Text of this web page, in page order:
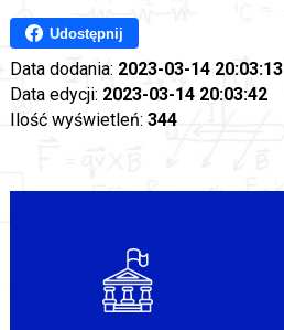
Udostępnij
Data dodania: 2023-03-14 20:03:13
Data edycji: 2023-03-14 20:03:42
Ilość wyświetleń: 344